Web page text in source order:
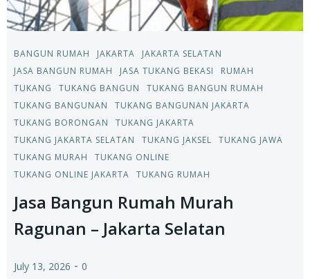
BANGUN RUMAH JAKARTA
JAKARTA SELATAN
JASA BANGUN RUMAH
JASA TUKANG BEKASI
RUMAH
TUKANG
TUKANG BANGUN
TUKANG BANGUN RUMAH
TUKANG BANGUNAN
TUKANG BANGUNAN JAKARTA
TUKANG BORONGAN
TUKANG JAKARTA
TUKANG JAKARTA SELATAN
TUKANG JAKSEL
TUKANG JAWA
TUKANG MURAH
TUKANG ONLINE
TUKANG ONLINE JAKARTA
TUKANG RUMAH
Jasa Bangun Rumah Murah
Ragunan – Jakarta Selatan
July 13, 2026 - 0